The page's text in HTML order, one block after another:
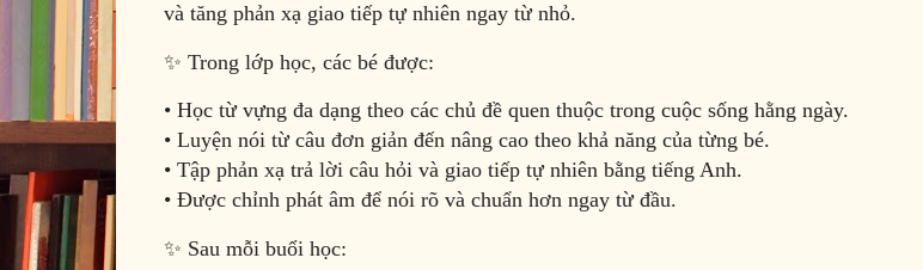
và tăng phản xạ giao tiếp tự nhiên ngay từ nhỏ.
✨ Trong lớp học, các bé được:
• Học từ vựng đa dạng theo các chủ đề quen thuộc trong cuộc sống hằng ngày.
• Luyện nói từ câu đơn giản đến nâng cao theo khả năng của từng bé.
• Tập phản xạ trả lời câu hỏi và giao tiếp tự nhiên bằng tiếng Anh.
• Được chỉnh phát âm để nói rõ và chuẩn hơn ngay từ đầu.
✨ Sau mỗi buổi học: